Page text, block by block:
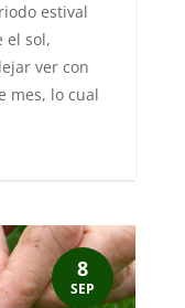
estival
el sol,
ver con
mes, lo cual
8
SEP